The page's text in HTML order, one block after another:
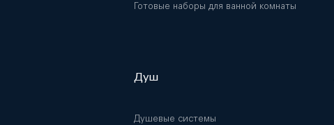
Готовые наборы для ванной комнаты
Душ
Душевые системы